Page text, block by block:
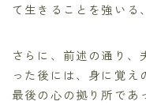
て生きることを強いる
さらに、前述の通り、
った後には、身に覚え
最後の心の拠り所であ